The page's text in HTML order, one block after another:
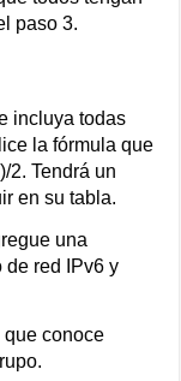
paso 3.
incluya todas
la fórmula que
2. Tendrá un
en su tabla.
una
de red IPv6 y
que conoce